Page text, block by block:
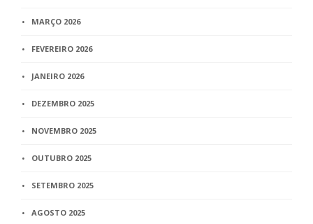
MARÇO 2026
FEVEREIRO 2026
JANEIRO 2026
DEZEMBRO 2025
NOVEMBRO 2025
OUTUBRO 2025
SETEMBRO 2025
AGOSTO 2025